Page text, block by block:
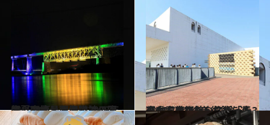
2023.8.3
【夏の絶景画像】2023年版 東北・北海道エリアの夏の絶景＆風物詩の画像（70点）
旅＆お出かけ 2024.7.17
【#1】5つの美術館を巡る、青森アート旅へ「青森県立美術館」に行ったら立ち寄りたいスポット3選
旅＆お出かけ